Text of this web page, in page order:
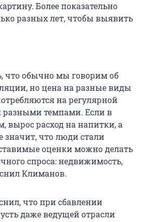
Более показательно
разных лет, чтобы выявить
что обычно мы говорим об
но цена на разные виды
на регулярной
разными темпами. Если в
вырос расход на напитки, а
значит, что люди стали
оценки можно делать
спроса: недвижимость,
Климанов.
что при сбавлении
даже ведущей отрасли